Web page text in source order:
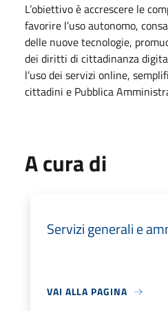
L’obiettivo è accrescere le
favorire l’uso autonomo,
delle nuove tecnologie,
dei diritti di cittadinanza
l’uso dei servizi online,
cittadini e Pubblica
A cura di
Servizi generali e
VAI ALLA PAGINA